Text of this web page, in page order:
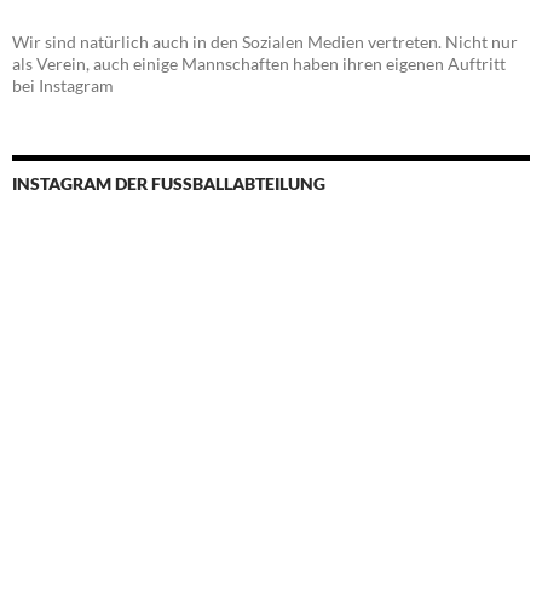
Wir sind natürlich auch in den Sozialen Medien vertreten. Nicht nur
als Verein, auch einige Mannschaften haben ihren eigenen Auftritt
bei Instagram
INSTAGRAM DER FUSSBALLABTEILUNG